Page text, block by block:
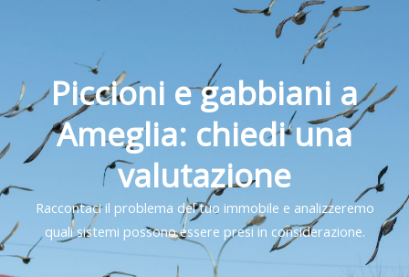
Piccioni e gabbiani a
Ameglia: chiedi una
valutazione
Raccontaci il problema del tuo immobile e analizzeremo
quali sistemi possono essere presi in considerazione.